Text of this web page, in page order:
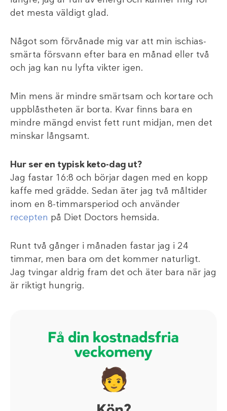
det mesta väldigt glad.
Något som förvånade mig var att min ischias-
smärta försvann efter bara en månad eller två
och jag kan nu lyfta vikter igen.
Min mens är mindre smärtsam och kortare och
uppblåstheten är borta. Kvar finns bara en
mindre mängd envist fett runt midjan, men det
minskar långsamt.
Hur ser en typisk keto-dag ut?
Jag fastar 16:8 och börjar dagen med en kopp
kaffe med grädde. Sedan äter jag två måltider
inom en 8-timmarsperiod och använder
recepten på Diet Doctors hemsida.
Runt två gånger i månaden fastar jag i 24
timmar, men bara om det kommer naturligt.
Jag tvingar aldrig fram det och äter bara när jag
är riktigt hungrig.